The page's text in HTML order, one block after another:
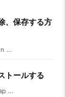
、保存する方
...
ールする
...